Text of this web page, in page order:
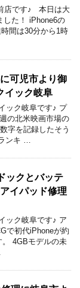
店です♪ 本日は大
した！ iPhone6の
間は30分から1時
可児市より御
イック岐阜
ック岐阜です♪ プ
の北米映画市場の
字を記録したそう
ンキ …
ックとバッテ
イパッド修理
ック岐阜です♪ ア
で初代iPhoneが約
。 4GBモデルの未